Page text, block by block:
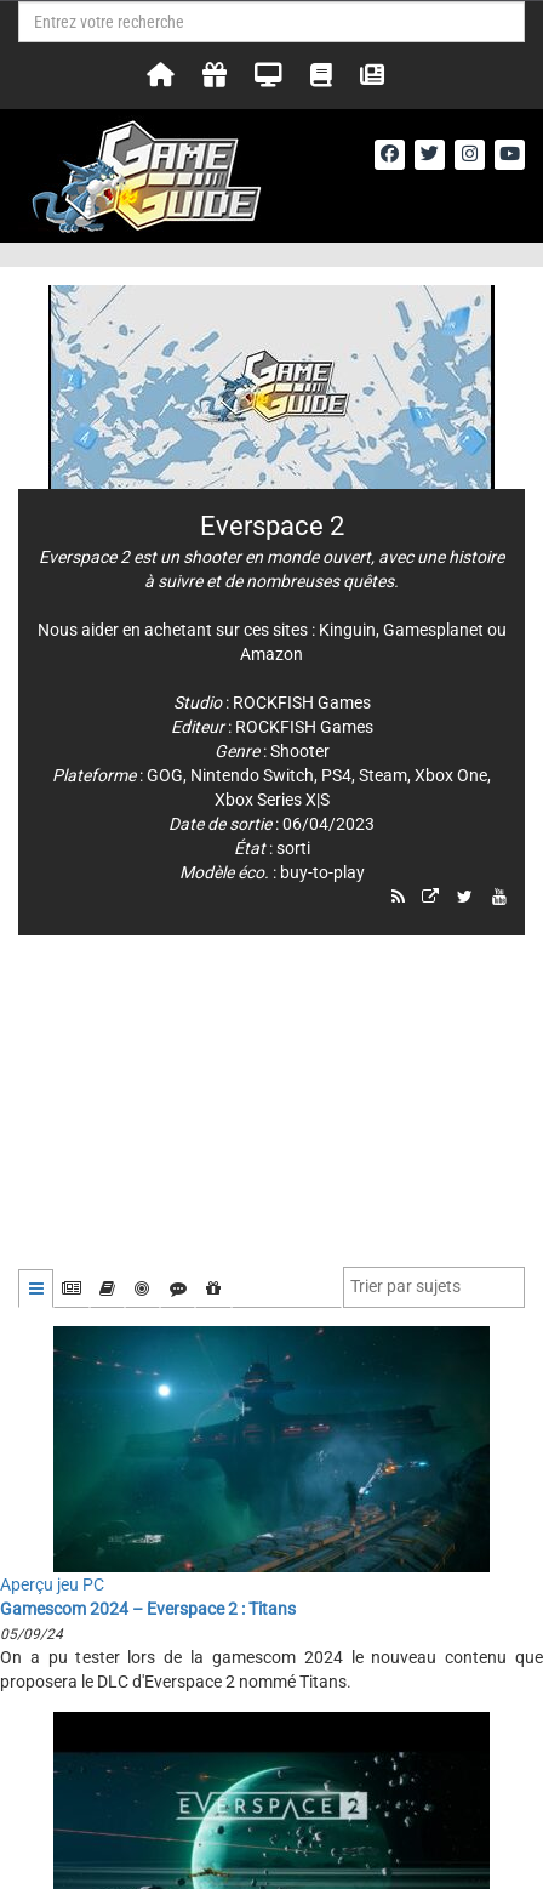
Aperçu jeu PC
Gamescom 2024 – Everspace 2 : Titans
05/09/24
On a pu tester lors de la gamescom 2024 le nouveau contenu que
proposera le DLC d'Everspace 2 nommé Titans.
Everspace 2
Everspace 2 est un shooter en monde ouvert, avec une histoire
à suivre et de nombreuses quêtes.
Nous aider en achetant sur ces sites : Kinguin, Gamesplanet ou
Amazon
Studio: ROCKFISH Games
Editeur: ROCKFISH Games
Genre:Shooter
Plateforme:GOG, Nintendo Switch, PS4, Steam, Xbox One,
Xbox Series X|S
Date de sortie: 06/04/2023
État: sorti
Modèle éco. : buy-to-play